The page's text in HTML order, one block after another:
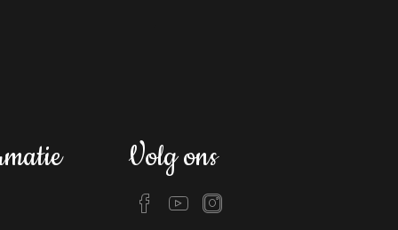
Volg ons